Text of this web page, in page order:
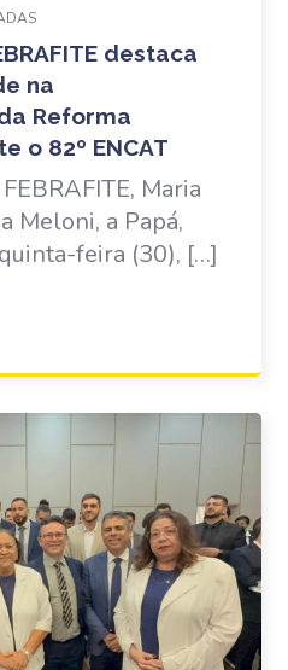
destaca
na
Reforma
o 82º ENCAT
Maria
Meloni, a Papá,
feira (30), […]